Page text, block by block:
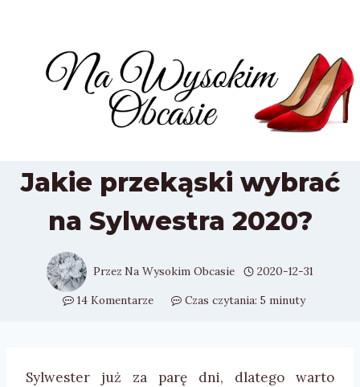
Jakie przekąski wybrać
na Sylwestra 2020?
Przez Na Wysokim Obcasie
2020-12-31
14 Komentarze
Czas czytania: 5 minuty
Sylwester już za parę dni, dlatego warto